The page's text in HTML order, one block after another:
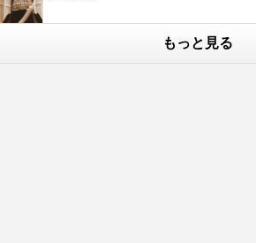
もっと見る